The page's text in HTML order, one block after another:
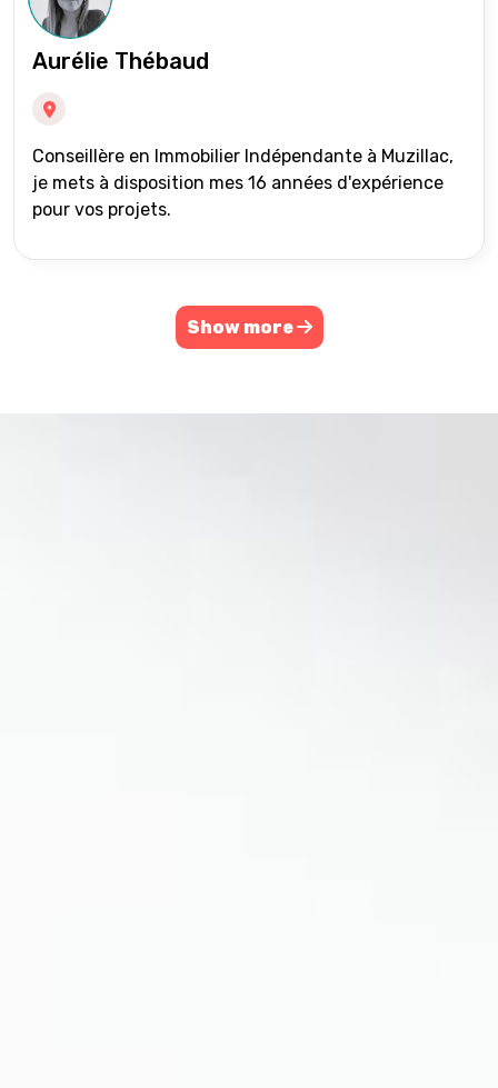
Aurélie Thébaud
Conseillère en Immobilier Indépendante à Muzillac,
je mets à disposition mes 16 années d'expérience
pour vos projets.
Show more